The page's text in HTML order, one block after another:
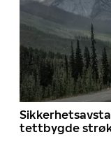
tettbygde